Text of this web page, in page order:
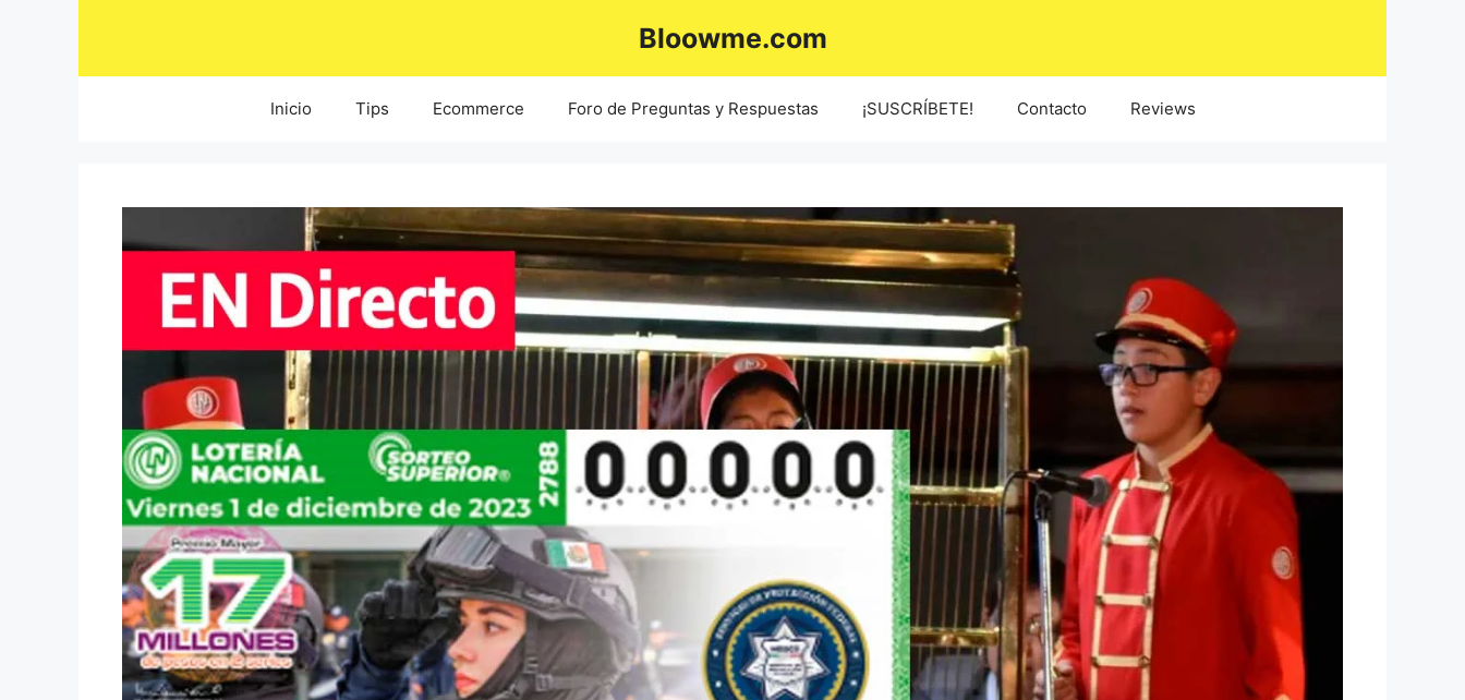
Bloowme.com
Inicio Tips Ecommerce Foro de Preguntas y Respuestas ¡SUSCRÍBETE! Contacto Reviews